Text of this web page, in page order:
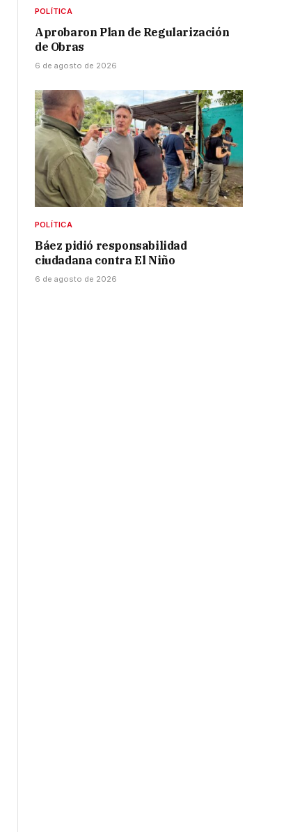
POLÍTICA
Aprobaron Plan de Regularización
de Obras
6 de agosto de 2026
POLÍTICA
Báez pidió responsabilidad
ciudadana contra El Niño
6 de agosto de 2026